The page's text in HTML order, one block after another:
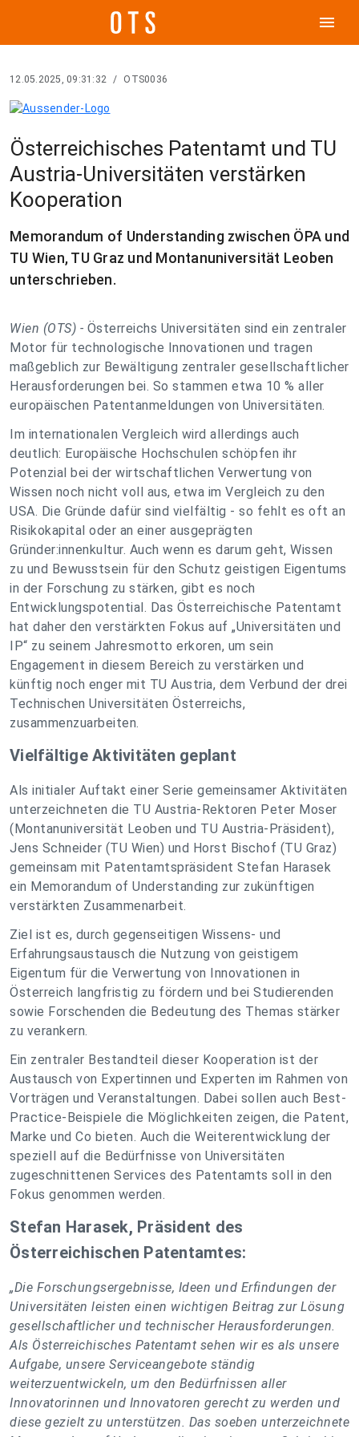
menu
12.05.2025, 09:31:32 / OTS0036
Österreichisches Patentamt und TU
Austria-Universitäten verstärken
Kooperation
Memorandum of Understanding zwischen ÖPA und
TU Wien, TU Graz und Montanuniversität Leoben
unterschrieben.
Wien (OTS) - Österreichs Universitäten sind ein zentraler
Motor für technologische Innovationen und tragen
maßgeblich zur Bewältigung zentraler gesellschaftlicher
Herausforderungen bei. So stammen etwa 10 % aller
europäischen Patentanmeldungen von Universitäten.
Im internationalen Vergleich wird allerdings auch
deutlich: Europäische Hochschulen schöpfen ihr
Potenzial bei der wirtschaftlichen Verwertung von
Wissen noch nicht voll aus, etwa im Vergleich zu den
USA. Die Gründe dafür sind vielfältig - so fehlt es oft an
Risikokapital oder an einer ausgeprägten
Gründer:innenkultur. Auch wenn es darum geht, Wissen
zu und Bewusstsein für den Schutz geistigen Eigentums
in der Forschung zu stärken, gibt es noch
Entwicklungspotential. Das Österreichische Patentamt
hat daher den verstärkten Fokus auf „Universitäten und
IP“ zu seinem Jahresmotto erkoren, um sein
Engagement in diesem Bereich zu verstärken und
künftig noch enger mit TU Austria, dem Verbund der drei
Technischen Universitäten Österreichs,
zusammenzuarbeiten.
Vielfältige Aktivitäten geplant
Als initialer Auftakt einer Serie gemeinsamer Aktivitäten
unterzeichneten die TU Austria-Rektoren Peter Moser
(Montanuniversität Leoben und TU Austria-Präsident),
Jens Schneider (TU Wien) und Horst Bischof (TU Graz)
gemeinsam mit Patentamtspräsident Stefan Harasek
ein Memorandum of Understanding zur zukünftigen
verstärkten Zusammenarbeit.
Ziel ist es, durch gegenseitigen Wissens- und
Erfahrungsaustausch die Nutzung von geistigem
Eigentum für die Verwertung von Innovationen in
Österreich langfristig zu fördern und bei Studierenden
sowie Forschenden die Bedeutung des Themas stärker
zu verankern.
Ein zentraler Bestandteil dieser Kooperation ist der
Austausch von Expertinnen und Experten im Rahmen von
Vorträgen und Veranstaltungen. Dabei sollen auch Best-
Practice-Beispiele die Möglichkeiten zeigen, die Patent,
Marke und Co bieten. Auch die Weiterentwicklung der
speziell auf die Bedürfnisse von Universitäten
zugeschnittenen Services des Patentamts soll in den
Fokus genommen werden.
Stefan Harasek, Präsident des
Österreichischen Patentamtes:
„Die Forschungsergebnisse, Ideen und Erfindungen der
Universitäten leisten einen wichtigen Beitrag zur Lösung
gesellschaftlicher und technischer Herausforderungen.
Als Österreichisches Patentamt sehen wir es als unsere
Aufgabe, unsere Serviceangebote ständig
weiterzuentwickeln, um den Bedürfnissen aller
Innovatorinnen und Innovatoren gerecht zu werden und
diese gezielt zu unterstützen. Das soeben unterzeichnete